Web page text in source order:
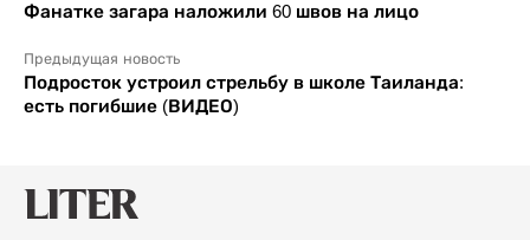
Фанатке загара наложили 60 швов на лицо
Предыдущая новость
Подросток устроил стрельбу в школе Таиланда:
есть погибшие (ВИДЕО)